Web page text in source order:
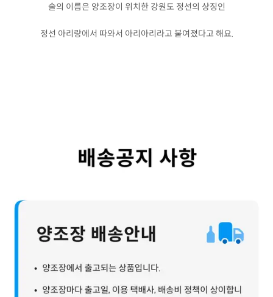
술의 이름은 양조장이 위치한 강원도 정선의 상징인
정선 아리랑에서 따와서 아리아리라고 붙여졌다고 해요.